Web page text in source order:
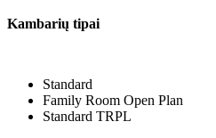
Kambarių tipai
Standard
Family Room Open Plan
Standard TRPL